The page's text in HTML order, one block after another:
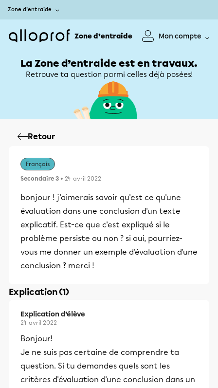
Zone d’entraide
Zone d’entraide Mon compte
La Zone d’entraide est en travaux.
Retrouve ta question parmi celles déjà posées!
Retour
Français
Secondaire 3 • 24 avril 2022
bonjour ! j'aimerais savoir qu'est ce qu'une
évaluation dans une conclusion d'un texte
explicatif. Est-ce que c'est expliqué si le
problème persiste ou non ? si oui, pourriez-
vous me donner un exemple d'évaluation d'une
conclusion ? merci !
Explication (1)
Explication d’élève
24 avril 2022
Bonjour!
Je ne suis pas certaine de comprendre ta
question. Si tu demandes quels sont les
critères d'évaluation d'une conclusion dans un